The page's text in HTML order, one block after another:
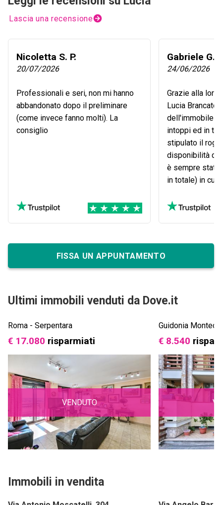
Lascia una recensione
Nicoletta S. P.
20/07/2026
Professionali e seri, non mi hanno
abbandonato dopo il preliminare
(come invece fanno molti). La
consiglio
Gabriele G.
24/06/2026
Grazie alla loro
Lucia
dell'immobile
intoppi ed in
stipulato il
disponibilità
è sempre stata
in totale) in cui
l'appartamento.
FISSA UN APPUNTAMENTO
Ultimi immobili venduti da Dove.it
Roma - Serpentara
€ 17.080 risparmiati
VENDUTO
Guidonia
€ 8.540
Immobili in vendita